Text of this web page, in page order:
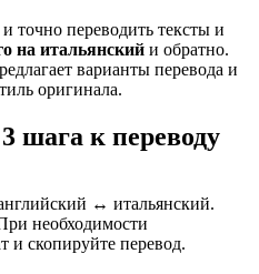
точно переводить тексты и
на итальянский и обратно.
варианты перевода и
оригинала.
шага к переводу
↔ итальянский.
необходимости
и скопируйте перевод.